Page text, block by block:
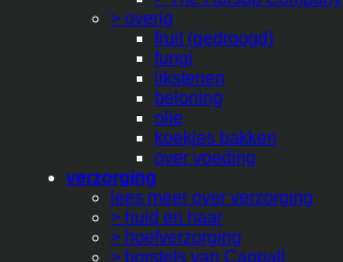
> overig
fruit (gedroogd)
fungi
likstenen
beloning
olie
koekjes bakken
over voeding
verzorging
lees meer over verzorging
> huid en haar
> hoefverzorging
> borstels van Cappall